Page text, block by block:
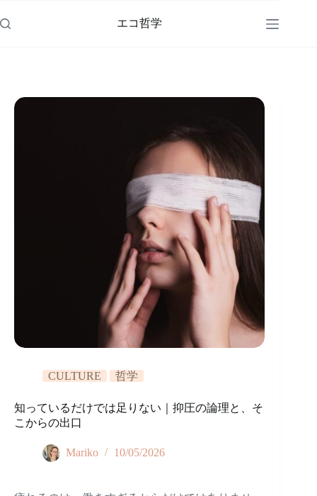
ン
エコ哲学
CULTURE 哲学
知っているだけでは足りない｜抑圧の論理と、そ
こからの出口
Mariko 10/05/2026